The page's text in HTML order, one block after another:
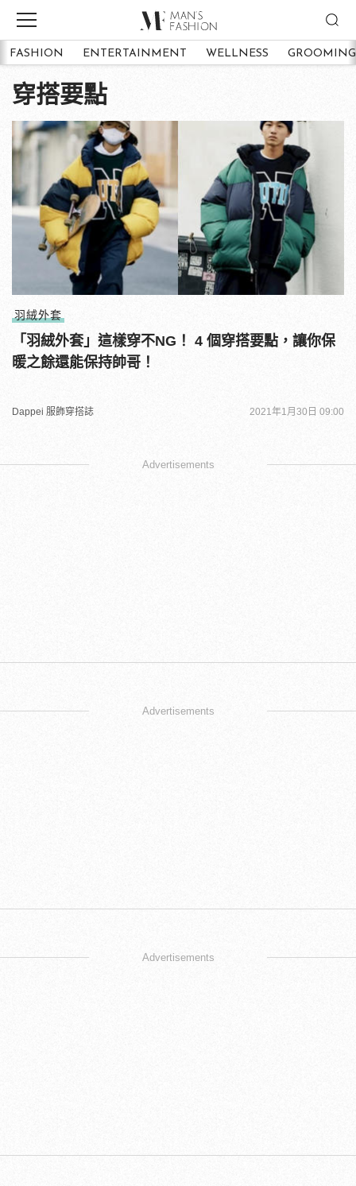
FASHION ENTERTAINMENT WELLNESS GROOMING
穿搭要點
羽絨外套
「羽絨外套」這樣穿不NG！ 4 個穿搭要點，讓你保
暖之餘還能保持帥哥！
Dappei 服飾穿搭誌 2021年1月30日 09:00
Advertisements
Advertisements
Advertisements